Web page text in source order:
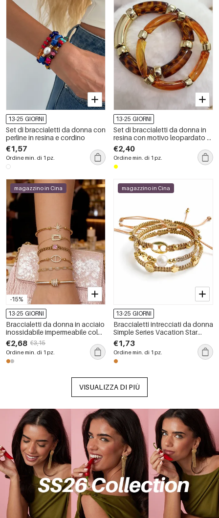
13-25 GIORNI
Set di braccialetti da donna con
perline in resina e cordino
€1,57
Ordine min. di 1 pz.
13-25 GIORNI
Set di braccialetti da donna in
resina con motivo leopardato e
colori misti
€2,40
Ordine min. di 1 pz.
-15%
magazzino in Cina
13-25 GIORNI
Braccialetti da donna in acciaio
inossidabile impermeabile color
oro con strass e ciondoli.
€2,68 €3,15
Ordine min. di 1 pz.
magazzino in Cina
13-25 GIORNI
Braccialetti intrecciati da donna
Simple Series Vacation Star
Smiling Face, colore oro, con
corda intrecciata.
€1,73
Ordine min. di 1 pz.
VISUALIZZA DI PIÙ